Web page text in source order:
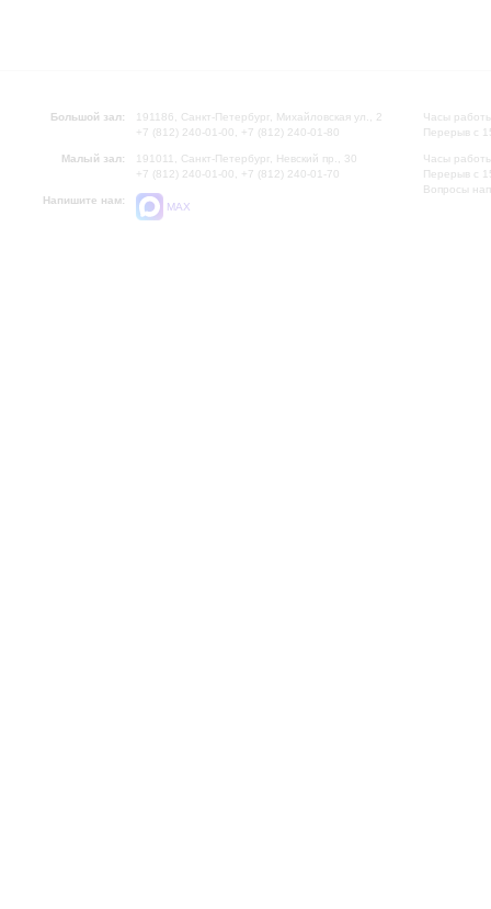
Большой зал:
191186, Санкт-Петербург, Михайловская ул., 2
+7 (812) 240-01-00, +7 (812) 240-01-80
Малый зал:
191011, Санкт-Петербург, Невский пр., 30
+7 (812) 240-01-00, +7 (812) 240-01-70
Напишите нам:
MAX
Часы
Перерыв с
Часы
Перерыв с
Вопросы